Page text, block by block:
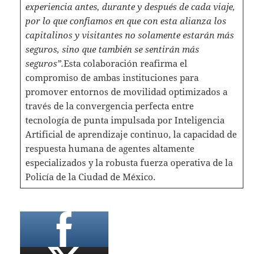
experiencia antes, durante y después de cada viaje,
por lo que confiamos en que con esta alianza los
capitalinos y visitantes no solamente estarán más
seguros, sino que también se sentirán más
seguros”.Esta colaboración reafirma el
compromiso de ambas instituciones para
promover entornos de movilidad optimizados a
través de la convergencia perfecta entre
tecnología de punta impulsada por Inteligencia
Artificial de aprendizaje continuo, la capacidad de
respuesta humana de agentes altamente
especializados y la robusta fuerza operativa de la
Policía de la Ciudad de México.